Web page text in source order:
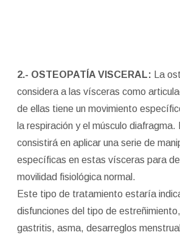
2.- OSTEOPATÍA VISCERAL: La
considera a las vísceras como
de ellas tiene un movimiento
la respiración y el músculo
consistirá en aplicar una serie de
específicas en estas vísceras para
movilidad fisiológica normal.
Este tipo de tratamiento estaría
disfunciones del tipo de
gastritis, asma, desarreglos